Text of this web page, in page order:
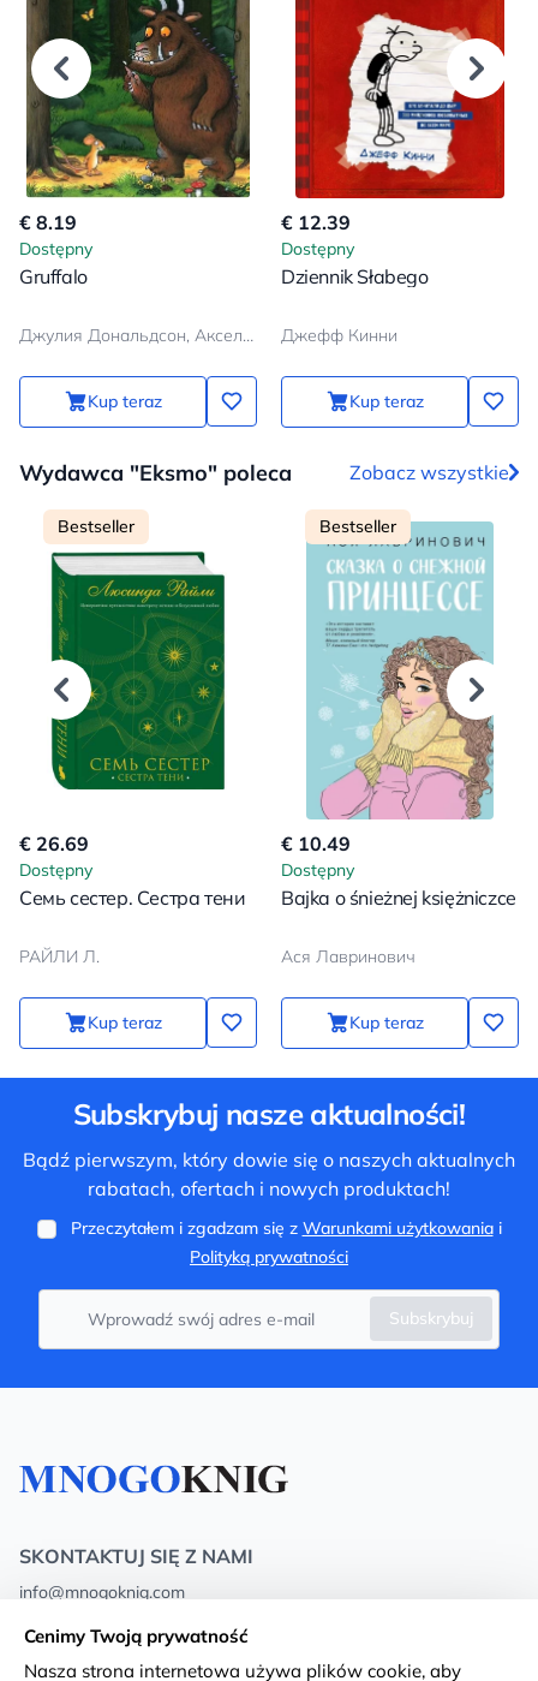
€ 8.19
Dostępny
Gruffalo
Джулия Дональдсон, Аксель Шеффлер
Kup teraz
€ 12.39
Dostępny
Dziennik Słabego
Джефф Кинни
Kup teraz
Wydawca "Eksmo" poleca Zobacz wszystkie
Bestseller
€ 26.69
Dostępny
Семь сестер. Сестра тени
РАЙЛИ Л.
Kup teraz
Bestseller
€ 10.49
Dostępny
Bajka o śnieżnej księżniczce
Ася Лавринович
Kup teraz
Subskrybuj nasze aktualności!
Bądź pierwszym, który dowie się o naszych aktualnych
rabatach, ofertach i nowych produktach!
Przeczytałem i zgadzam się z Warunkami użytkowaniai
Polityką prywatności
Subskrybuj
SKONTAKTUJ SIĘ Z NAMI
info@mnogoknig.com
Rīga, Augusta Deglava 69d, LV-1082
Cenimy Twoją prywatność
Nasza strona internetowa używa plików cookie, aby